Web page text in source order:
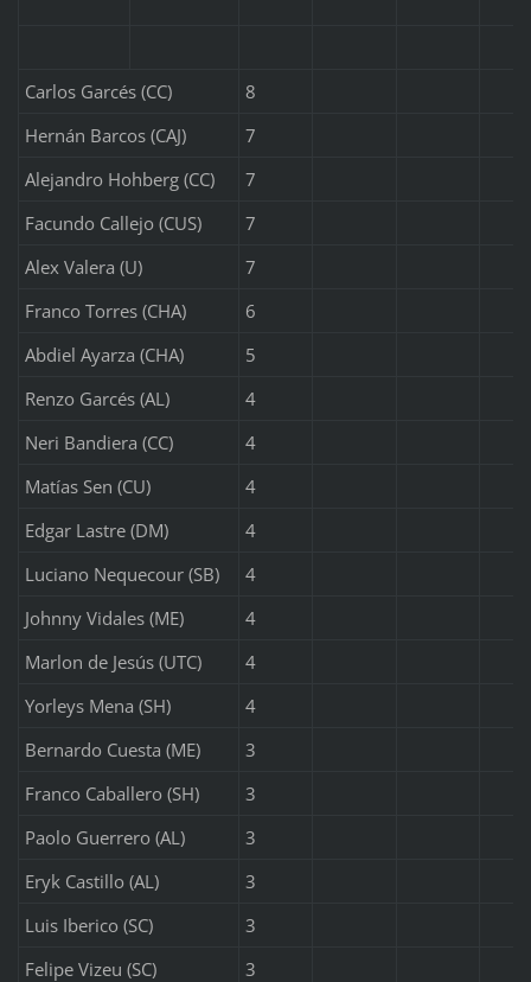
Carlos Garcés (CC)
8
Hernán Barcos (CAJ)
7
Alejandro Hohberg (CC)
7
Facundo Callejo (CUS)
7
Alex Valera (U)
7
Franco Torres (CHA)
6
Abdiel Ayarza (CHA)
5
Renzo Garcés (AL)
4
Neri Bandiera (CC)
4
Matías Sen (CU)
4
Edgar Lastre (DM)
4
Luciano Nequecour (SB)
4
Johnny Vidales (ME)
4
Marlon de Jesús (UTC)
4
Yorleys Mena (SH)
4
Bernardo Cuesta (ME)
3
Franco Caballero (SH)
3
Paolo Guerrero (AL)
3
Eryk Castillo (AL)
3
Luis Iberico (SC)
3
Felipe Vizeu (SC)
3